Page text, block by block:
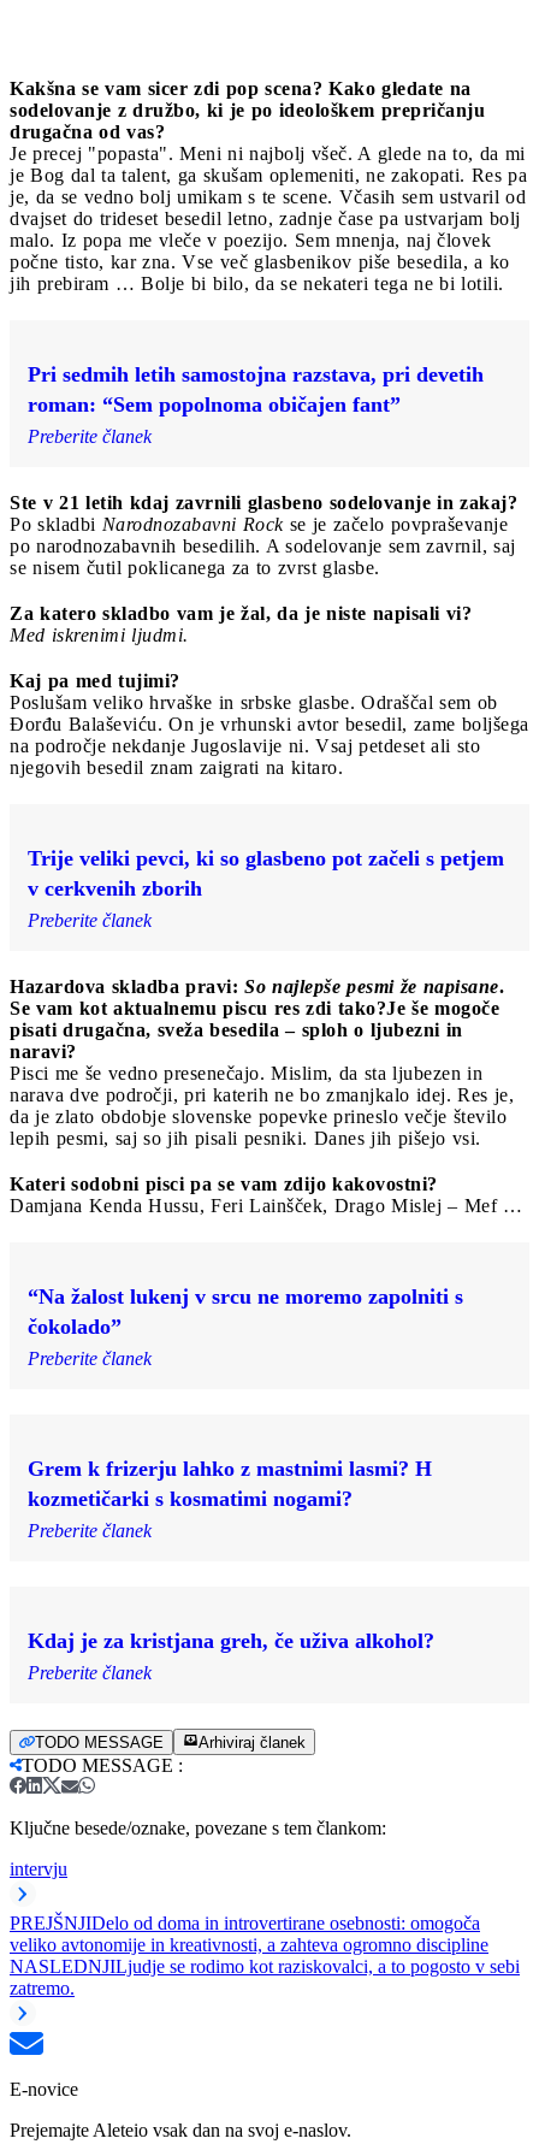
Kakšna se vam sicer zdi pop scena? Kako gledate na
sodelovanje z družbo, ki je po ideološkem prepričanju
drugačna od vas?
Je precej "popasta". Meni ni najbolj všeč. A glede na to, da mi
je Bog dal ta talent, ga skušam oplemeniti, ne zakopati. Res pa
je, da se vedno bolj umikam s te scene. Včasih sem ustvaril od
dvajset do trideset besedil letno, zadnje čase pa ustvarjam bolj
malo. Iz popa me vleče v poezijo. Sem mnenja, naj človek
počne tisto, kar zna. Vse več glasbenikov piše besedila, a ko
jih prebiram … Bolje bi bilo, da se nekateri tega ne bi lotili.
Pri sedmih letih samostojna razstava, pri devetih
roman: “Sem popolnoma običajen fant”
Preberite članek
Ste v 21 letih kdaj zavrnili glasbeno sodelovanje in zakaj?
Po skladbi Narodnozabavni Rock se je začelo povpraševanje
po narodnozabavnih besedilih. A sodelovanje sem zavrnil, saj
se nisem čutil poklicanega za to zvrst glasbe.
Za katero skladbo vam je žal, da je niste napisali vi?
Med iskrenimi ljudmi.
Kaj pa med tujimi?
Poslušam veliko hrvaške in srbske glasbe. Odraščal sem ob
Đorđu Balaševiću. On je vrhunski avtor besedil, zame boljšega
na področje nekdanje Jugoslavije ni. Vsaj petdeset ali sto
njegovih besedil znam zaigrati na kitaro.
Trije veliki pevci, ki so glasbeno pot začeli s petjem
v cerkvenih zborih
Preberite članek
Hazardova skladba pravi: So najlepše pesmi že napisane.
Se vam kot aktualnemu piscu res zdi tako?Je še mogoče
pisati drugačna, sveža besedila – sploh o ljubezni in
naravi?
Pisci me še vedno presenečajo. Mislim, da sta ljubezen in
narava dve področji, pri katerih ne bo zmanjkalo idej. Res je,
da je zlato obdobje slovenske popevke prineslo večje število
lepih pesmi, saj so jih pisali pesniki. Danes jih pišejo vsi.
Kateri sodobni pisci pa se vam zdijo kakovostni?
Damjana Kenda Hussu, Feri Lainšček, Drago Mislej ‒ Mef …
“Na žalost lukenj v srcu ne moremo zapolniti s
čokolado”
Preberite članek
Grem k frizerju lahko z mastnimi lasmi? H
kozmetičarki s kosmatimi nogami?
Preberite članek
Kdaj je za kristjana greh, če uživa alkohol?
Preberite članek
TODO MESSAGE Arhiviraj članek
TODO MESSAGE :
Ključne besede/oznake, povezane s tem člankom:
intervju
PREJŠNJIDelo od doma in introvertirane osebnosti: omogoča
veliko avtonomije in kreativnosti, a zahteva ogromno discipline
NASLEDNJILjudje se rodimo kot raziskovalci, a to pogosto v sebi
zatremo.
E-novice
Prejemajte Aleteio vsak dan na svoj e-naslov.